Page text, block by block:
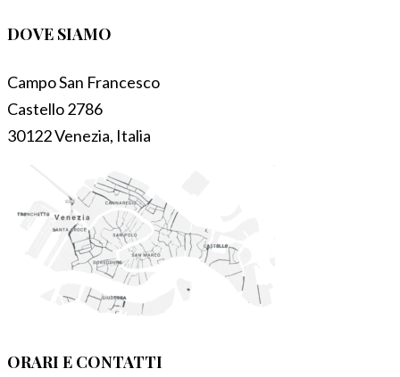
DOVE SIAMO
Campo San Francesco
Castello 2786
30122 Venezia, Italia
ORARI E CONTATTI